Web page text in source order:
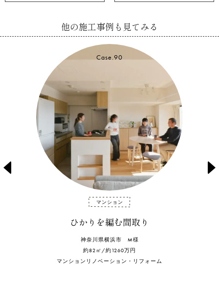
他の施工事例も見てみる
Case.90
マンション
ひかりを編む間取り
神奈川県横浜市 M様
約82㎡/約1260万円
マンションリノベーション・リフォーム
prev